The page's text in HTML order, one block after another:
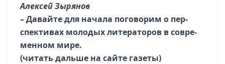
Алексей Зырянов
– Да­вай­те для на­ча­ла по­го­во­рим о пер­
спек­ти­вах мо­ло­дых ли­те­ра­то­ров в со­вре­
мен­ном ми­ре.
(читать дальше на сайте газеты)